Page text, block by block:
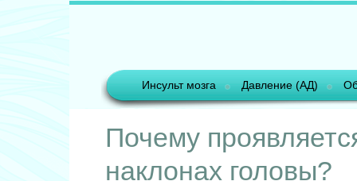
Инсульт мозга Давление (АД)
Почему
наклонах головы?